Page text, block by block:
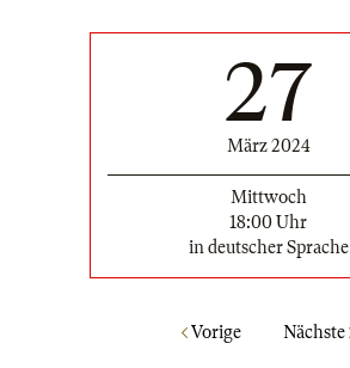
27
März 2024
Mittwoch
18:00 Uhr
in deutscher Sprache
Vorige Nächste